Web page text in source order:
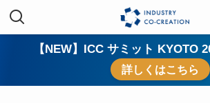
【NEW】ICC サミット KYOTO
詳しくはこちら